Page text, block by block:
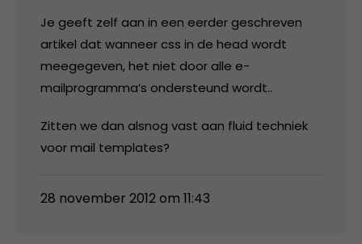
Je geeft zelf aan in een eerder geschreven
artikel dat wanneer css in de head wordt
meegegeven, het niet door alle e-
mailprogramma’s ondersteund wordt..
Zitten we dan alsnog vast aan fluid techniek
voor mail templates?
28 november 2012 om 11:43